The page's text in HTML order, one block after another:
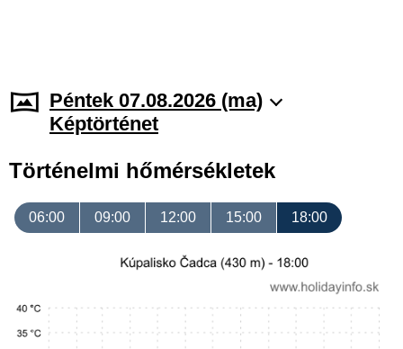
Péntek 07.08.2026 (ma)
Képtörténet
Történelmi hőmérsékletek
06:00 09:00 12:00 15:00 18:00